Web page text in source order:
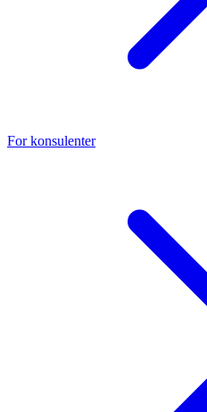
For konsulenter